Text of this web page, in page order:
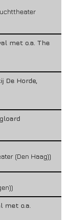
met o.a. The
De Horde,
(Den Haag))
met o.a.